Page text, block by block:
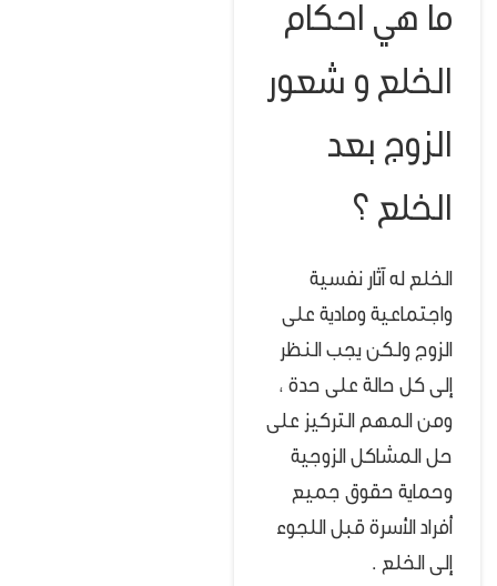
ما هي احكام
الخلع و شعور
الزوج بعد
الخلع ؟
الخلع له آثار نفسية
واجتماعية ومادية على
الزوج ولكن يجب النظر
إلى كل حالة على حدة ،
ومن المهم التركيز على
حل المشاكل الزوجية
وحماية حقوق جميع
أفراد الأسرة قبل اللجوء
إلى الخلع .